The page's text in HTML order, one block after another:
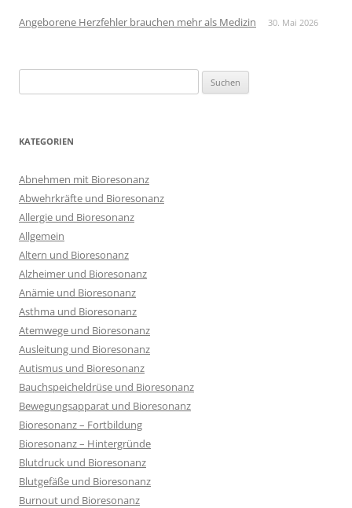
Angeborene Herzfehler brauchen mehr als Medizin 30. Mai 2026
nach:
KATEGORIEN
Abnehmen mit Bioresonanz
Abwehrkräfte und Bioresonanz
Allergie und Bioresonanz
Allgemein
Altern und Bioresonanz
Alzheimer und Bioresonanz
Anämie und Bioresonanz
Asthma und Bioresonanz
Atemwege und Bioresonanz
Ausleitung und Bioresonanz
Autismus und Bioresonanz
Bauchspeicheldrüse und Bioresonanz
Bewegungsapparat und Bioresonanz
Bioresonanz – Fortbildung
Bioresonanz – Hintergründe
Blutdruck und Bioresonanz
Blutgefäße und Bioresonanz
Burnout und Bioresonanz